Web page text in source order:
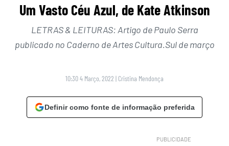
Um Vasto Céu Azul, de Kate Atkinson
LETRAS & LEITURAS: Artigo de Paulo Serra
publicado no Caderno de Artes Cultura.Sul de março
10:30 4 Março, 2022 | Cristina Mendonça
Definir como fonte de informação preferida